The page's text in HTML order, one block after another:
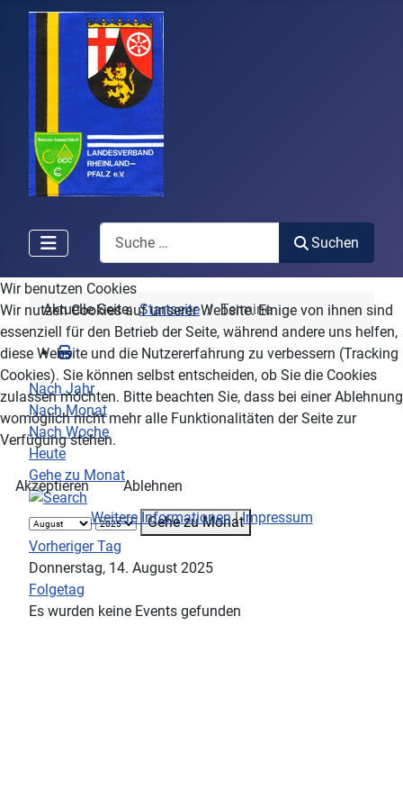
Search
Suchen
Aktuelle Seite:Startseite Termine
Nach Jahr
Nach Monat
Nach Woche
Heute
Gehe zu Monat
Gehe zu Monat
Vorheriger Tag
Donnerstag, 14. August 2025
Folgetag
Es wurden keine Events gefunden
Wir benutzen Cookies
Wir nutzen Cookies auf unserer Website. Einige von ihnen sind
essenziell für den Betrieb der Seite, während andere uns helfen,
diese Website und die Nutzererfahrung zu verbessern (Tracking
Cookies). Sie können selbst entscheiden, ob Sie die Cookies
zulassen möchten. Bitte beachten Sie, dass bei einer Ablehnung
womöglich nicht mehr alle Funktionalitäten der Seite zur
Verfügung stehen.
Akzeptieren
Ablehnen
Weitere Informationen|Impressum